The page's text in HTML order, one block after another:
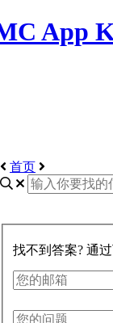
App
首页
找不到答案? 通